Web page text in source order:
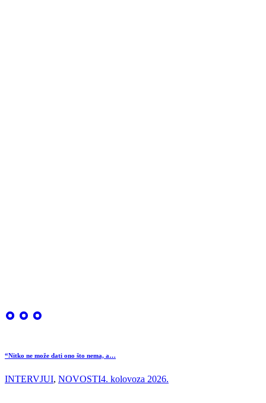
“Nitko ne može dati ono što nema, a…
INTERVJUI, NOVOSTI4. kolovoza 2026.